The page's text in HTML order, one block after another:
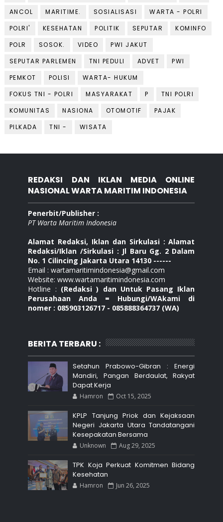
ANCOL
MARITIME. SOSIALISASI
WARTA - POLRI
POLRI'
KESEHATAN POLITIK SEPUTAR
KOMINFO
POLR
SOSOK. VIDEO
PWI JAKUT
SEPUTAR PARLEMEN
TNI PEDULI ADVET
PWI
PEMKOT
POLISI
WARTA- HUKUM
FOKUS TNI - POLRI
MASYARAKAT P
TNI POLRI
KOMUNITAS
NASIONA OTOMOTIF
PAJAK
PILKADA
TNI - WISATA
REDAKSI DAN IKLAN MEDIA ONLINE
NASIONAL WARTA MARITIM INDONESIA
Penerbit/Publisher :
PT Warta Maritim Indonesia
Alamat Redaksi, Iklan dan Sirkulasi : Alamat
Redaksi/Iklan /Sirkulasi : Jl Baru Gg. 2 Dalam
No. 1 Cilincing Jakarta Utara 14130 ------
Email : wartamaritimindonesia@gmail.com
Website: www.wartamaritimindonesia.com
Hotline : (Redaksi ) dan Untuk Pasang Iklan
Perusahaan Anda = Hubungi/WAkami di
nomer : 085903126717 - 085888364737 (WA)
BERITA TERBARU :
Setahun Prabowo-Gibran : Energi
Mandiri, Pangan Berdaulat, Rakyat
Dapat Kerja
Hamron Oct 15, 2025
KPLP Tanjung Priok dan Kejaksaan
Negeri Jakarta Utara Tandatangani
Kesepakatan Bersama
Unknown Aug 29, 2025
TPK Koja Perkuat Komitmen Bidang
Kesehatan
Hamron Jun 26, 2025